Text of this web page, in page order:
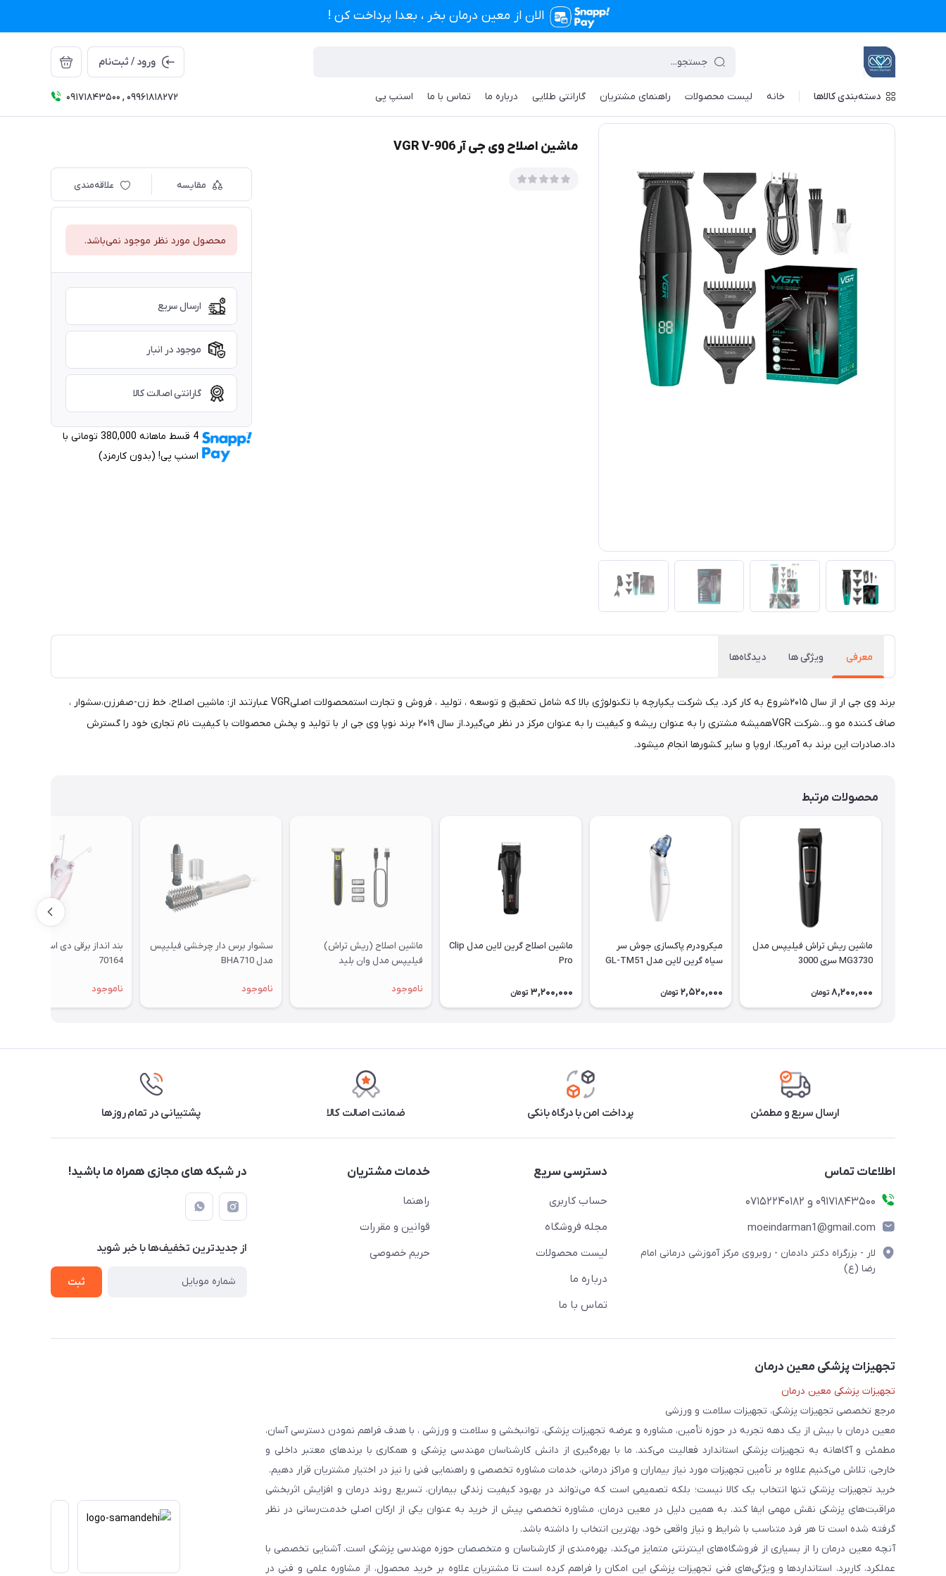
الان از معین درمان بخر ، بعدا پرداخت کن !
ورود / ثبت‌نام
دسته‌بندی کالاها خانه لیست محصولات راهنمای مشتریان گارانتی طلایی درباره ما تماس با ما اسنپ پی 09171843500 , 09961818272 تجهیزات پزشکی معین درمان / فهرست محصولات / ماشین اصلاح وی جی آر VGR V-906
ماشین اصلاح وی جی آر VGR V-906
مقایسه علاقه‌مندی
محصول مورد نظر موجود نمی‌باشد.
ارسال سریع
موجود در انبار
گارانتی اصالت کالا
4 قسط ماهانه 380,000 تومانی با
اسنپ ‌پی! (بدون کارمزد)
معرفی ویژگی ها دیدگاه‌ها
برند وی جی ار از سال ۲۰۱۵شروع به کار کرد. یک شرکت یکپارچه با تکنولوژی بالا که شامل تحقیق و توسعه ، تولید ، فروش و تجارت استمحصولات اصلیVGR عبارتند از: ماشین اصلاح، خط زن-صفرزن،سشوار ،
صاف کننده مو و…شرکت VGRهمیشه مشتری را به عنوان ریشه و کیفیت را به عنوان مرکز در نظر می‌گیرد.از سال ۲۰۱۹ برند نوپا وی جی ار با تولید و پخش محصولات با کیفیت نام تجاری خود را گسترش
داد.صادرات این برند به آمریکا، اروپا و سایر کشورها انجام میشود.
محصولات مرتبط
ماشین ریش تراش فیلیپس مدل
MG3730 سری 3000
8,200,000 تومان
میکرودرم پاکسازی جوش سر
سیاه گرین لاین مدل GL-TM51
2,520,000 تومان
ماشین اصلاح گرین لاین مدل Clip
Pro
3,200,000 تومان
ماشین اصلاح (ریش تراش)
فیلیپس مدل وان بلید
ناموجود
سشوار برس دار چرخشی فیلیپس
مدل BHA710
ناموجود
بند انداز برقی دی اس پی مدل
70164
ناموجود
ارسال سریع و مطمئن پرداخت امن با درگاه بانکی ضمانت اصالت کالا پشتیبانی در تمام روزها
اطلاعات تماس
09171843500 و 07152240182
moeindarman1@gmail.com
لار - بزرگراه دکتر دادمان - روبروی مرکز آموزشی درمانی امام
رضا (ع)
دسترسی سریع
حساب کاربری
مجله فروشگاه
لیست محصولات
درباره ما
تماس با ما
خدمات مشتریان
راهنما
قوانین و مقررات
حریم خصوصی
در شبکه های مجازی همراه ما باشید!
از جدید‌ترین تخفیف‌ها با‌ خبر شوید
ثبت
تجهیزات پزشکی معین درمان
تجهیزات پزشکی معین درمان
مرجع تخصصی تجهیزات پزشکی، تجهیزات سلامت و ورزشی
معین درمان با بیش از یک دهه تجربه در حوزه تأمین، مشاوره و عرضه تجهیزات پزشکی، توانبخشی و سلامت و ورزشی ، با هدف فراهم نمودن دسترسی آسان،
مطمئن و آگاهانه به تجهیزات پزشکی استاندارد فعالیت می‌کند. ما با بهره‌گیری از دانش کارشناسان مهندسی پزشکی و همکاری با برندهای معتبر داخلی و
خارجی، تلاش می‌کنیم علاوه بر تأمین تجهیزات مورد نیاز بیماران و مراکز درمانی، خدمات مشاوره تخصصی و راهنمایی فنی را نیز در اختیار مشتریان قرار دهیم.
خرید تجهیزات پزشکی تنها انتخاب یک کالا نیست؛ بلکه تصمیمی است که می‌تواند در بهبود کیفیت زندگی بیماران، تسریع روند درمان و افزایش اثربخشی
مراقبت‌های پزشکی نقش مهمی ایفا کند. به همین دلیل در معین درمان، مشاوره تخصصی پیش از خرید به عنوان یکی از ارکان اصلی خدمت‌رسانی در نظر
گرفته شده است تا هر فرد متناسب با شرایط و نیاز واقعی خود، بهترین انتخاب را داشته باشد.
آنچه معین درمان را از بسیاری از فروشگاه‌های اینترنتی متمایز می‌کند، بهره‌مندی از کارشناسان و متخصصان حوزه مهندسی پزشکی است. آشنایی تخصصی با
عملکرد، کاربرد، استانداردها و ویژگی‌های فنی تجهیزات پزشکی این امکان را فراهم کرده است تا مشتریان علاوه بر خرید محصول، از مشاوره علمی و فنی در